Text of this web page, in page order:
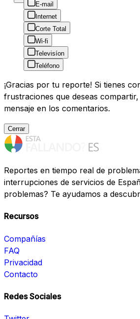
E-mail
Internet
Corte Total
Wi-fi
Televisíon
Teléfono
¡Gracias por tu reporte! Si tienes
frustraciones que deseas
mensaje en los comentarios.
Cerrar
Reportes en tiempo real de
interrupciones de servicios de
problemas? Te ayudamos a
Recursos
Compañías
FAQ
Privacidad
Contacto
Redes Sociales